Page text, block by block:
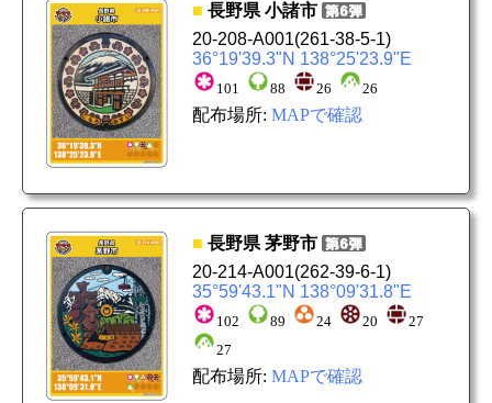
■ 長野県 小諸市
20-208-A001(261-38-5-1)
36°19'39.3"N 138°25'23.9"E
101 88 26 26
配布場所: MAPで確認
■ 長野県 茅野市
20-214-A001(262-39-6-1)
35°59'43.1"N 138°09'31.8"E
102 89 24 20
27
27
配布場所: MAPで確認